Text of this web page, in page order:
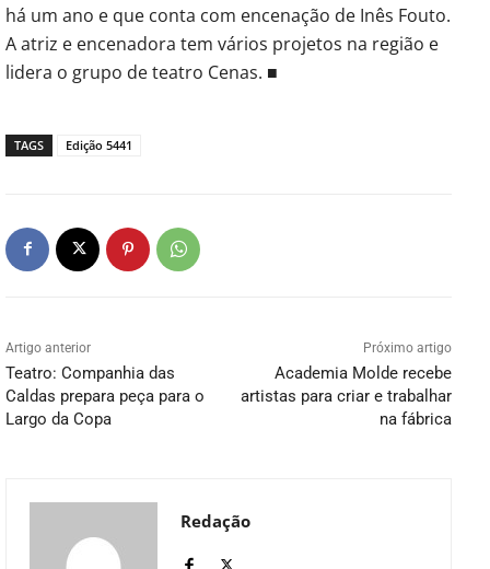
há um ano e que conta com encenação de Inês Fouto.
A atriz e encenadora tem vários projetos na região e
lidera o grupo de teatro Cenas. ■
TAGS Edição 5441
Artigo anterior
Teatro: Companhia das
Caldas prepara peça para o
Largo da Copa
Próximo artigo
Academia Molde recebe
artistas para criar e trabalhar
na fábrica
Redação